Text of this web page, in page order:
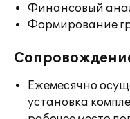
Финансовый
Формирование
Ежемесячно
установка